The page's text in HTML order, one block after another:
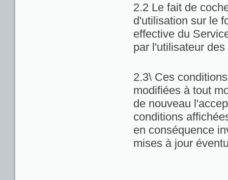
2.2 Le fait de
d'utilisation sur le
effective du
par l'utilisateur
2.3\ Ces
modifiées à tout
de nouveau
conditions
en conséquence
mises à jour